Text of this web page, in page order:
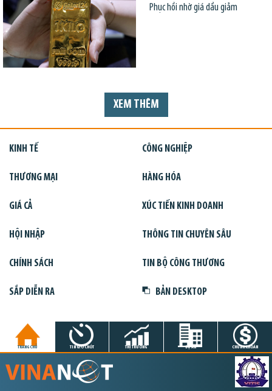
Phục hồi nhờ giá dầu giảm
XEM THÊM
KINH TẾ CÔNG NGHIỆP
THƯƠNG MẠI HÀNG HÓA
GIÁ CẢ XÚC TIẾN KINH DOANH
HỘI NHẬP THÔNG TIN CHUYÊN SÂU
CHÍNH SÁCH TIN BỘ CÔNG THƯƠNG
SẮP DIỄN RA BẢN DESKTOP
TRANG CHỦ TIN GIỜ CHÓT THỊ TRƯỜNG DỰ ÁN CHỨNG KHOÁN